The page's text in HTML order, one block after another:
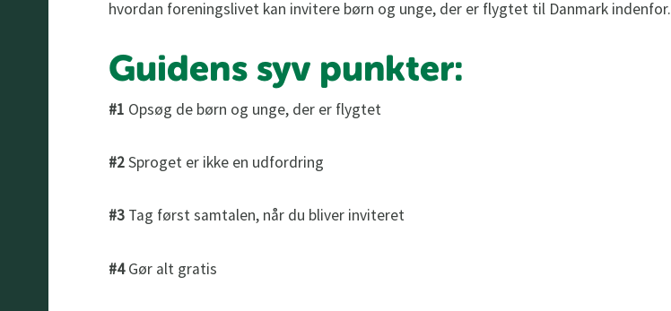
hvordan foreningslivet kan invitere børn og unge, der er flygtet til Danmark indenfor.
Guidens syv punkter:
#1 Opsøg de børn og unge, der er flygtet
#2Sproget er ikke en udfordring
#3Tag først samtalen, når du bliver inviteret
#4Gør alt gratis